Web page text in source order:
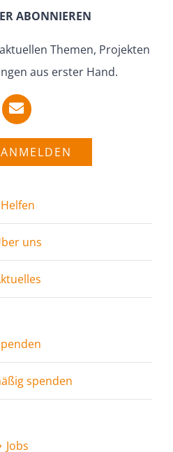
ABONNIEREN
Themen, Projekten
aus erster Hand.
Helfen
uns
spenden
Jobs